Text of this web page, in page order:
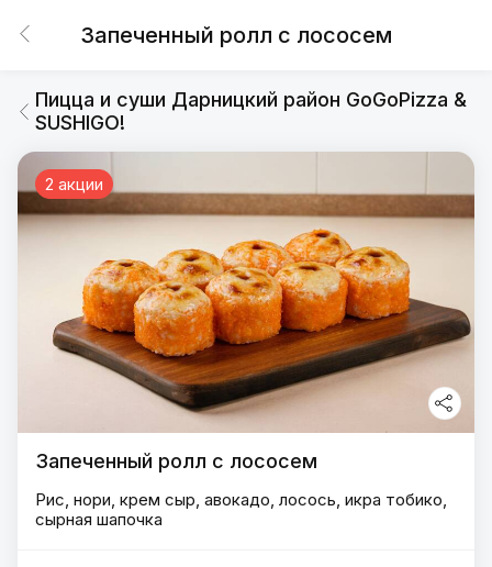
Запеченный ролл с лососем
Пицца и суши Дарницкий район GoGoPizza &
SUSHIGO!
2 акции
Запеченный ролл с лососем
Рис, нори, крем сыр, авокадо, лосось, икра тобико,
сырная шапочка